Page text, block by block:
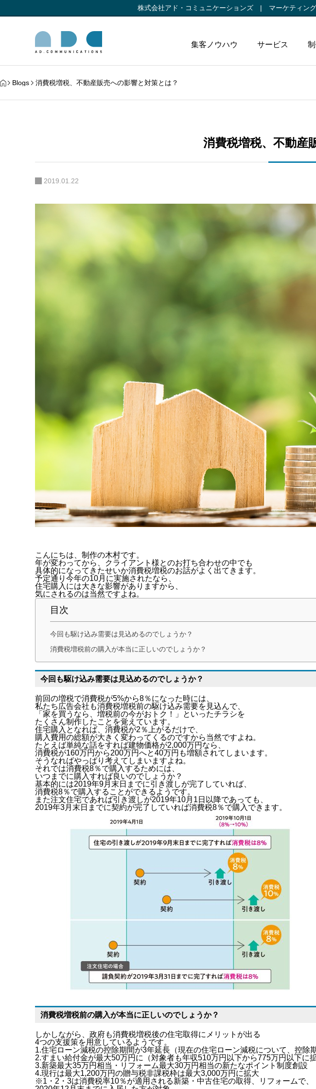
株式会社アド・コミュニケーションズ | マーケティン
集客ノウハウ サービス
Blogs 消費税増税、不動産販売への影響と対策とは？
消費税増税、不動産
2019.01.22
こんにちは、制作の木村です。
年が変わってから、クライアント様とのお打ち合わせの中でも
具体的になってきたせいか消費税増税のお話がよく出てきます。
予定通り今年の10月に実施されたなら、
住宅購入には大きな影響がありますから、
気にされるのは当然ですよね。
目次
今回も駆け込み需要は見込めるのでしょうか？
消費税増税前の購入が本当に正しいのでしょうか？
今回も駆け込み需要は見込めるのでしょうか？
前回の増税で消費税が5%から8％になった時には、
私たち広告会社も消費税増税前の駆け込み需要を見込んで、
「家を買うなら、増税前の今がおトク！」といったチラシを
たくさん制作したことを覚えています。
住宅購入となれば、消費税が2％上がるだけで、
購入費用の総額が大きく変わってくるのですから当然ですよね。
たとえば単純な話をすれば建物価格が2,000万円なら、
消費税が160万円から200万円へと40万円も増額されてしまいます。
そうなればやっぱり考えてしまいますよね。
それでは消費税8％で購入するためには、
いつまでに購入すれば良いのでしょうか？
基本的には2019年9月末日までに引き渡しが完了していれば、
消費税8％で購入することができるようです。
また注文住宅であれば引き渡しが2019年10月1日以降であっても、
2019年3月末日までに契約が完了していれば消費税8％で購入できます。
消費税増税前の購入が本当に正しいのでしょうか？
しかしながら、政府も消費税増税後の住宅取得にメリットが出る
4つの支援策を用意しているようです。
1.住宅ローン減税の控除期間が3年延長（現在の住宅ローン減税について、控除
2.すまい給付金が最大50万円に（対象者も年収510万円以下から775万円以下に拡
3.新築最大35万円相当・リフォーム最大30万円相当の新たなポイント制度創設
4.現行は最大1,200万円の贈与税非課税枠は最大3,000万円に拡大
※1・2・3は消費税率10％が適用される新築・中古住宅の取得、リフォームで、